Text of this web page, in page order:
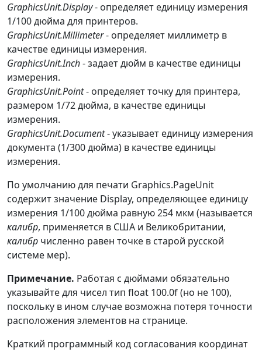
GraphicsUnit.Display- определяет единицу измерения
1/100 дюйма для принтеров.
GraphicsUnit.Millimeter- определяет миллиметр в
качестве единицы измерения.
GraphicsUnit.Inch- задает дюйм в качестве единицы
измерения.
GraphicsUnit.Point- определяет точку для принтера,
размером 1/72 дюйма, в качестве единицы
измерения.
GraphicsUnit.Document- указывает единицу измерения
документа (1/300 дюйма) в качестве единицы
измерения.
По умолчанию для печати Graphics.PageUnit
содержит значение Display, определяющее единицу
измерения 1/100 дюйма равную 254 мкм (называется
калибр, применяется в США и Великобритании,
калибр численно равен точке в старой русской
системе мер).
Примечание. Работая с дюймами обязательно
указывайте для чисел тип float 100.0f (но не 100),
поскольку в ином случае возможна потеря точности
расположения элементов на странице.
Краткий программный код согласования координат